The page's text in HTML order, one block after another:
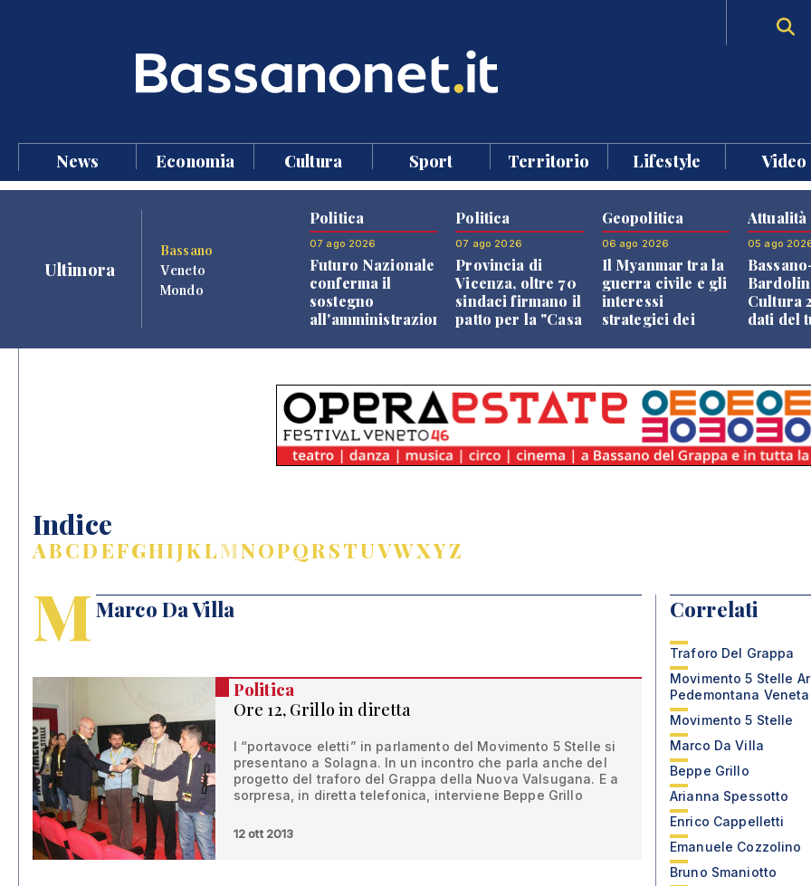
News Economia Cultura Sport Territorio Lifestyle Video
Ultimora
Bassano
Veneto
Mondo
Politica
07 ago 2026
Futuro Nazionale
conferma il
sostegno
all'amministrazione
Politica
07 ago 2026
Provincia di
Vicenza, oltre 70
sindaci firmano il
patto per la "Casa
Geopolitica
06 ago 2026
Il Myanmar tra la
guerra civile e gli
interessi
strategici dei
Attualità
05 ago
Cultura
dati del
Indice
ABCDEFGHIJKLMNOPQRSTUVWXYZ
M Marco Da Villa
Politica
Ore 12, Grillo in diretta
I “portavoce eletti” in parlamento del Movimento 5 Stelle si
presentano a Solagna. In un incontro che parla anche del
progetto del traforo del Grappa della Nuova Valsugana. E a
sorpresa, in diretta telefonica, interviene Beppe Grillo
12 ott 2013
Correlati
Traforo Del Grappa
Movimento 5 Stelle
Pedemontana Veneta
Movimento 5 Stelle
Marco Da Villa
Beppe Grillo
Arianna Spessotto
Enrico Cappelletti
Emanuele Cozzolino
Bruno Smaniotto